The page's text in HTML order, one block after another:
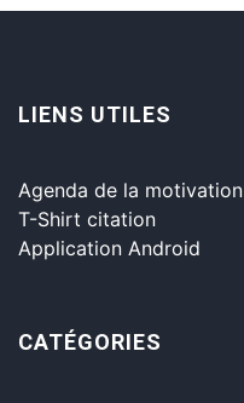
LIENS UTILES
Agenda de la motivation
T-Shirt citation
Application Android
CATÉGORIES